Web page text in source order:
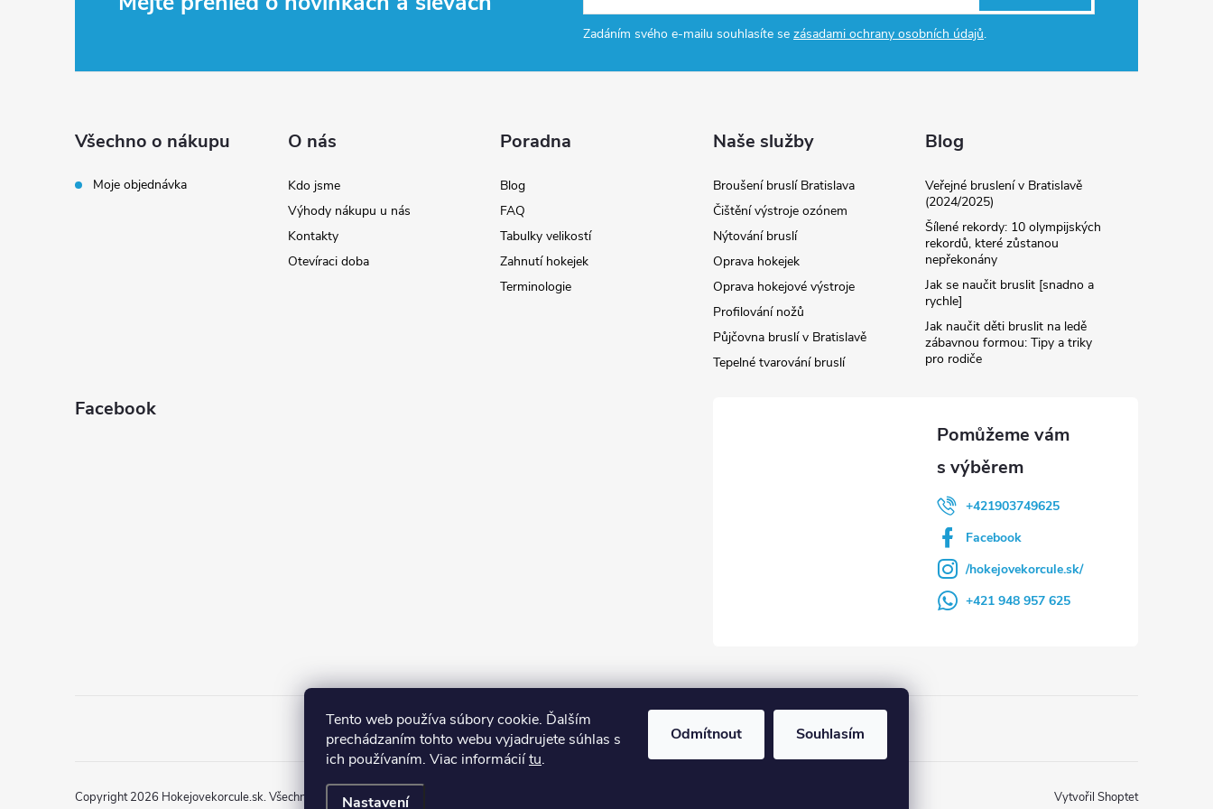
Tento web používa súbory cookie. Ďalším
prechádzaním tohto webu vyjadrujete súhlas s
ich používaním. Viac informáciítu.
Nastavení
Odmítnout Souhlasím
Zadáním svého e-mailu souhlasíte se zásadami ochrany osobních údajů.
Všechno o nákupu
Moje objednávka
O nás
Kdo jsme
Výhody nákupu u nás
Kontakty
Otevíraci doba
Poradna
Blog
FAQ
Tabulky velikostí
Zahnutí hokejek
Terminologie
Naše služby
Broušení bruslí Bratislava
Čištění výstroje ozónem
Nýtování bruslí
Oprava hokejek
Oprava hokejové výstroje
Profilování nožů
Půjčovna bruslí v Bratislavě
Tepelné tvarování bruslí
Blog
Veřejné bruslení v Bratislavě
(2024/2025)
Šílené rekordy: 10 olympijských
rekordů, které zůstanou
nepřekonány
Jak se naučit bruslit [snadno a
rychle]
Jak naučit děti bruslit na ledě
zábavnou formou: Tipy a triky
pro rodiče
Facebook
+421903749625
Facebook
/hokejovekorcule.sk/
+421 948 957 625
DPD
Vytvořil Shoptet
Copyright 2026 Hokejovekorcule.sk. Všechna práva vyhrazena.